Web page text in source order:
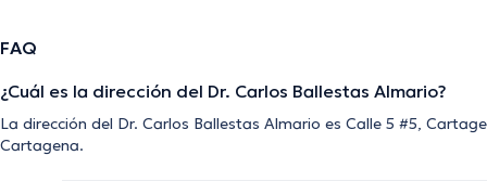
FAQ
¿Cuál es la dirección del Dr. Carlos Ballestas Almario?
La dirección del Dr. Carlos Ballestas Almario es Calle 5 #5,
Cartagena.